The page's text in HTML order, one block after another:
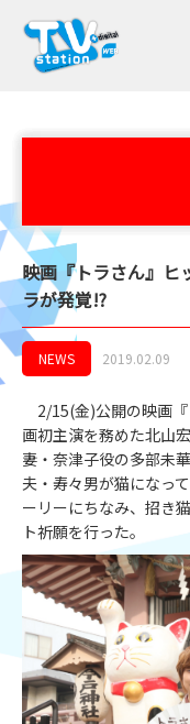
映画『トラさん』ヒ
ラが発覚!?
NEWS 2019.02.09
2/15(金)公開の映画
画初主演を務めた北山
妻・奈津子役の多部未
夫・寿々男が猫になっ
ーリーにちなみ、招き
ト祈願を行った。